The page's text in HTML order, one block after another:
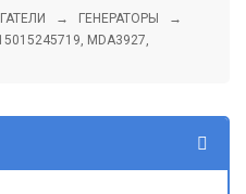
→ ГЕНЕРАТОРЫ
→
MDA3927,